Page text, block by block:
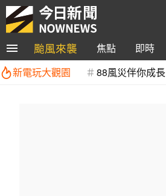
颱風來襲 焦點 即時
新電玩大觀園
88風災伴你成長